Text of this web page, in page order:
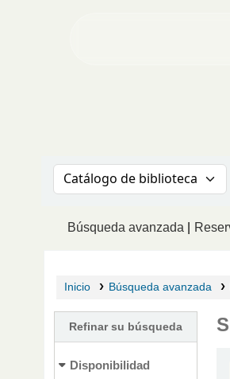
Buscar en el catálogo por:
Búsqueda avanzada
Inicio Búsqueda avanzada
Refinar su búsqueda
Disponibilidad